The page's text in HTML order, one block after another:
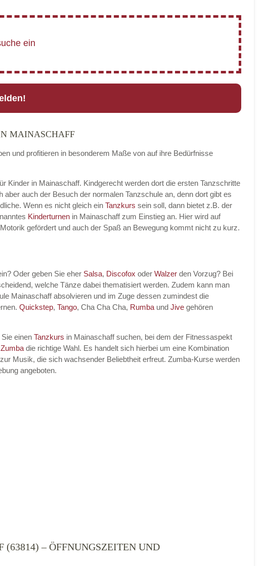
MAINASCHAFF
und profitieren in besonderem Maße von auf ihre Bedürfnisse
Kinder in Mainaschaff. Kindgerecht werden dort die ersten Tanzschritte
auch der Besuch der normalen Tanzschule an, denn dort gibt es
Wenn es nicht gleich ein Tanzkurs sein soll, dann bietet z.B. der
Kinderturnen in Mainaschaff zum Einstieg an. Hier wird auf
gefördert und auch der Spaß an Bewegung kommt nicht zu kurz.
Oder geben Sie eher Salsa, Discofox oder Walzer den Vorzug? Bei
welche Tänze dabei thematisiert werden. Zudem kann man
Mainaschaff absolvieren und im Zuge dessen zumindest die
Quickstep, Tango, Cha Cha Cha, Rumba und Jive gehören
einen Tanzkurs in Mainaschaff suchen, bei dem der Fitnessaspekt
Zumba die richtige Wahl. Es handelt sich hierbei um eine Kombination
Musik, die sich wachsender Beliebtheit erfreut. Zumba-Kurse werden
angeboten.
– ÖFFNUNGSZEITEN UND